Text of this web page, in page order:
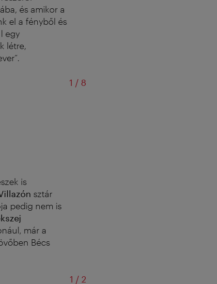
és amikor a
el a fényből és
egy
létre,
1 // 8
is
sztár
pedig nem is
már a
Bécs
1 // 2